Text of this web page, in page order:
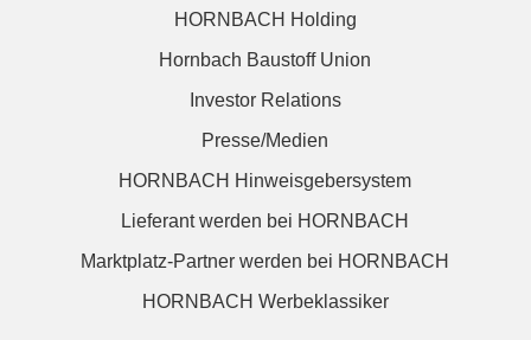
HORNBACH Holding
Hornbach Baustoff Union
Investor Relations
Presse/Medien
HORNBACH Hinweisgebersystem
Lieferant werden bei HORNBACH
Marktplatz-Partner werden bei HORNBACH
HORNBACH Werbeklassiker